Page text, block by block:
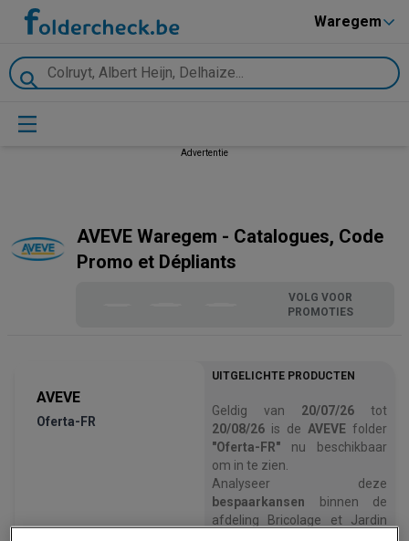
Waregem
Advertentie
AVEVE Waregem - Catalogues, Code
Promo et Dépliants
VOLG VOOR
PROMOTIES
AVEVE
Oferta-FR
UITGELICHTE PRODUCTEN
Geldig van 20/07/26 tot
20/08/26 is de AVEVE folder
"Oferta-FR" nu beschikbaar
om in te zien.
Analyseer deze
bespaarkansen binnen de
afdeling Bricolage et Jardin